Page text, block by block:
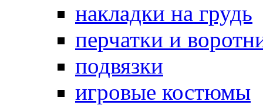
накладки на грудь
перчатки и
подвязки
игровые костюмы